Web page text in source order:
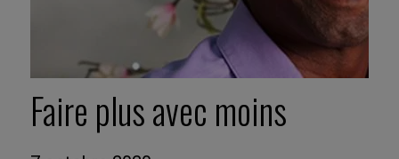
Faire plus avec moins